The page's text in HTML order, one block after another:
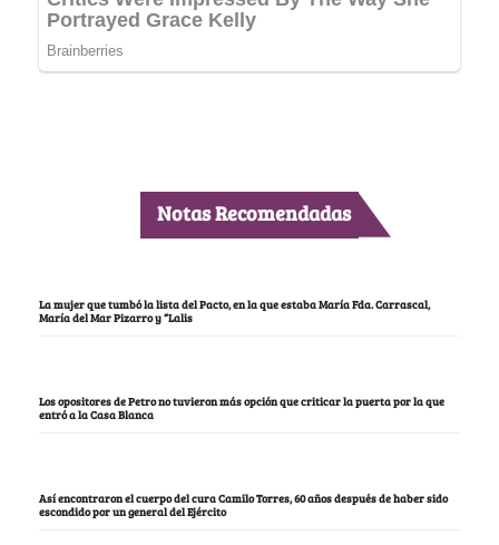
Notas Recomendadas
La mujer que tumbó la lista del Pacto, en la que estaba María Fda. Carrascal,
María del Mar Pizarro y “Lalis
Los opositores de Petro no tuvieron más opción que criticar la puerta por la que
entró a la Casa Blanca
Así encontraron el cuerpo del cura Camilo Torres, 60 años después de haber sido
escondido por un general del Ejército